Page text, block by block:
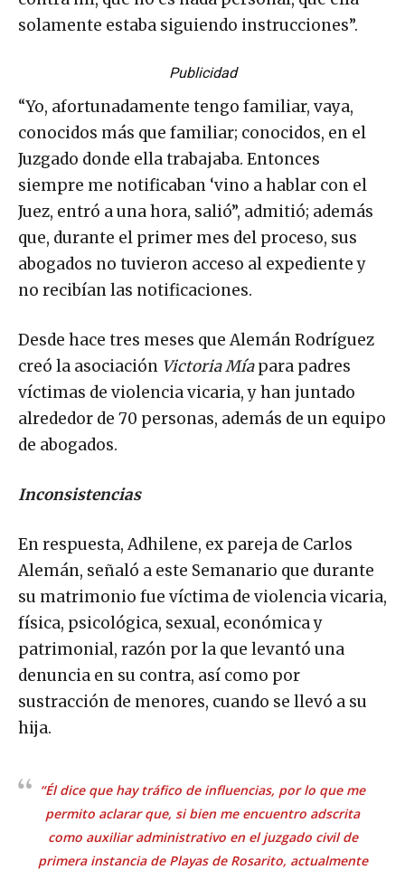
solamente estaba siguiendo instrucciones”.
Publicidad
“Yo, afortunadamente tengo familiar, vaya,
conocidos más que familiar; conocidos, en el
Juzgado donde ella trabajaba. Entonces
siempre me notificaban ‘vino a hablar con el
Juez, entró a una hora, salió”, admitió; además
que, durante el primer mes del proceso, sus
abogados no tuvieron acceso al expediente y
no recibían las notificaciones.
Desde hace tres meses que Alemán Rodríguez
creó la asociación Victoria Míapara padres
víctimas de violencia vicaria, y han juntado
alrededor de 70 personas, además de un equipo
de abogados.
Inconsistencias
En respuesta, Adhilene, ex pareja de Carlos
Alemán, señaló a este Semanario que durante
su matrimonio fue víctima de violencia vicaria,
física, psicológica, sexual, económica y
patrimonial, razón por la que levantó una
denuncia en su contra, así como por
sustracción de menores, cuando se llevó a su
hija.
“Él dice que hay tráfico de influencias, por lo que me
permito aclarar que, si bien me encuentro adscrita
como auxiliar administrativo en el juzgado civil de
primera instancia de Playas de Rosarito, actualmente